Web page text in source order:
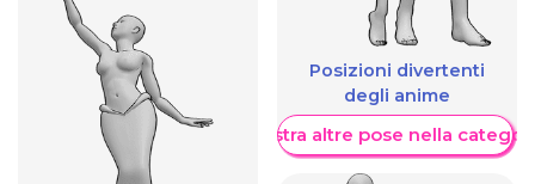
Posizioni divertenti
degli anime
Mostra altre pose nella